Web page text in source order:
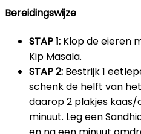
Bereidingswijze
STAP 1: Klop de eieren
Kip Masala.
STAP 2: Bestrijk 1
schenk de helft van
daarop 2 plakjes
minuut. Leg een